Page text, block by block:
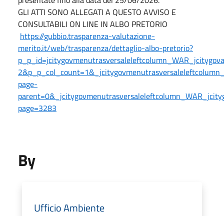
GLI ATTI SONO ALLEGATI A QUESTO AVVISO E
CONSULTABILI ON LINE IN ALBO PRETORIO
https://gubbio.trasparenza-valutazione-
merito.it/web/trasparenza/dettaglio-albo-pretorio?
page-
page=3283
By
Ufficio Ambiente